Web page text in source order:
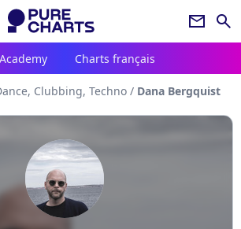
newsletter search
Charts français
Clubbing, Techno / Dana Bergquist